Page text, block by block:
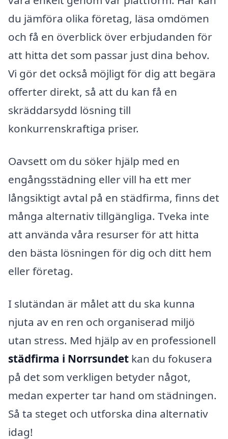
du jämföra olika företag, läsa omdömen
och få en överblick över erbjudanden för
att hitta det som passar just dina behov.
Vi gör det också möjligt för dig att begära
offerter direkt, så att du kan få en
skräddarsydd lösning till
konkurrenskraftiga priser.
Oavsett om du söker hjälp med en
engångsstädning eller vill ha ett mer
långsiktigt avtal på en städfirma, finns det
många alternativ tillgängliga. Tveka inte
att använda våra resurser för att hitta
den bästa lösningen för dig och ditt hem
eller företag.
I slutändan är målet att du ska kunna
njuta av en ren och organiserad miljö
utan stress. Med hjälp av en professionell
städfirma i Norrsundet kan du fokusera
på det som verkligen betyder något,
medan experter tar hand om städningen.
Så ta steget och utforska dina alternativ
idag!